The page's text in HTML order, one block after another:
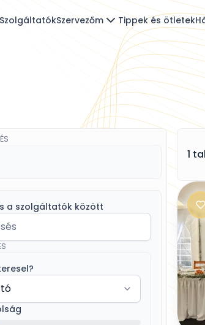
SzolgáltatókSzervezőm Tippek és ötletek
a szolgáltatók között
1